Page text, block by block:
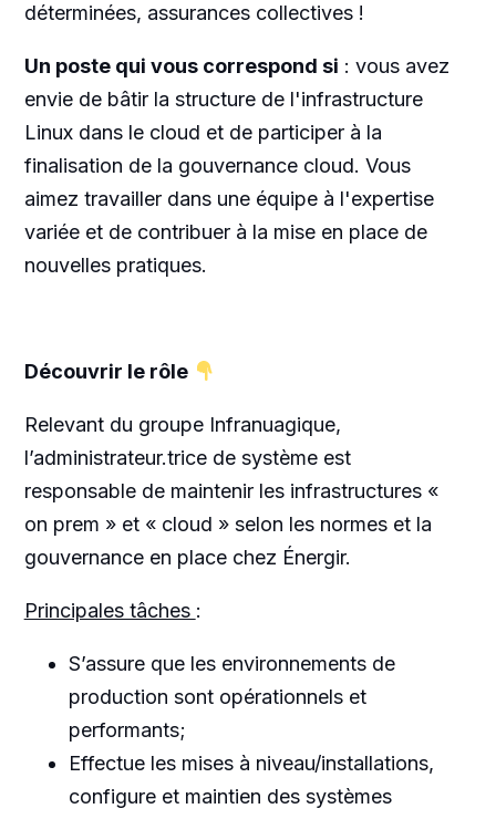
déterminées, assurances collectives !
Un poste qui vous correspond si : vous avez
envie de bâtir la structure de l'infrastructure
Linux dans le cloud et de participer à la
finalisation de la gouvernance cloud. Vous
aimez travailler dans une équipe à l'expertise
variée et de contribuer à la mise en place de
nouvelles pratiques.
Découvrir le rôle
Relevant du groupe Infranuagique,
l’administrateur.trice de système est
responsable de maintenir les infrastructures «
on prem » et « cloud » selon les normes et la
gouvernance en place chez Énergir.
Principales tâches :
S’assure que les environnements de
production sont opérationnels et
performants;
Effectue les mises à niveau/installations,
configure et maintien des systèmes